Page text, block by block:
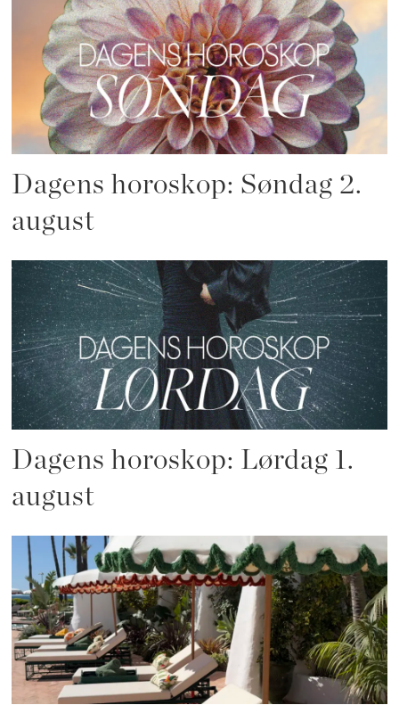
Dagens horoskop: Søndag 2.
august
Dagens horoskop: Lørdag 1.
august